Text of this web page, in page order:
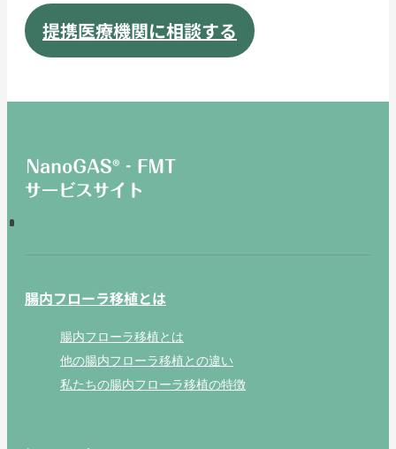
提携医療機関に相談する
腸内フローラ移植とは
腸内フローラ移植とは
他の腸内フローラ移植との違い
私たちの腸内フローラ移植の特徴